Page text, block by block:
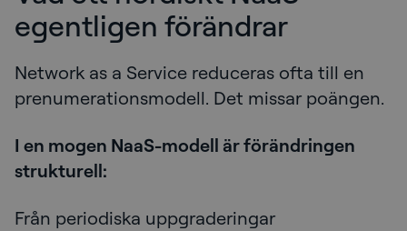
egentligen förändrar
Network as a Service reduceras ofta till en
prenumerationsmodell. Det missar poängen.
I en mogen NaaS-modell är förändringen
strukturell:
Från periodiska uppgraderingar